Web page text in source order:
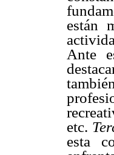
están
Ante
etc.
esta